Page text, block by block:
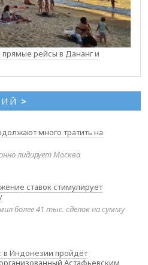
прямые рейсы в Дананг и
>
много тратить на
лидирует Москва
ставок стимулирует
более 41 тыс. сделок на сумму
в Индонезии пройдёт